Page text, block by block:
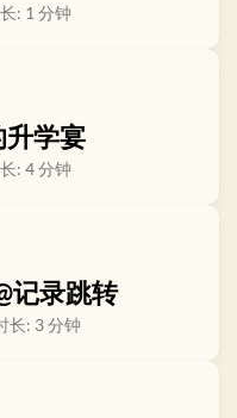
: 1 分钟
升学宴
: 4 分钟
记录跳转
长: 3 分钟